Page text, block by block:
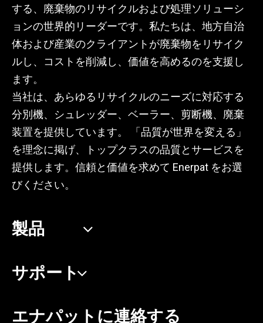
する、廃棄物のリサイクルおよび処理ソリューシ
ョンの世界的リーダーです。私たちは、地方自治
体および産業のクライアントが廃棄物をリサイク
ルし、コストを削減し、価値を高めるのを支援し
ます。
当社は、あらゆるリサイクルのニーズに対応する
分別機、シュレッダー、ベーラー、剪断機、廃棄
装置を提供しています。 「品質が世界を変える」
を理念に掲げ、トップクラスの品質とサービスを
提供します。信頼と価値を求めて Enerpat をお選
びください。
製品
サポート
エナパットに連絡する